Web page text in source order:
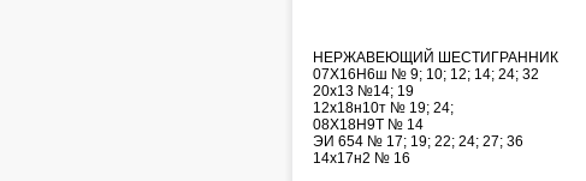
НЕРЖАВЕЮЩИЙ ШЕСТИГРАННИК
07Х16Н6ш № 9; 10; 12; 14; 24; 32
20х13 №14; 19
12х18н10т № 19; 24;
08Х18Н9Т № 14
ЭИ 654 № 17; 19; 22; 24; 27; 36
14х17н2 № 16